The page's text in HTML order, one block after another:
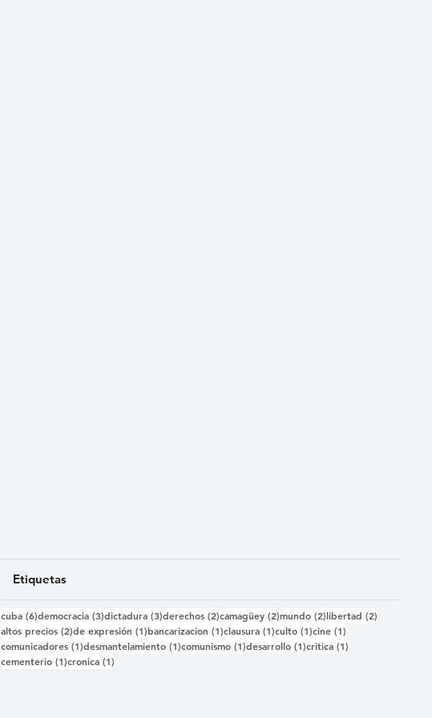
Etiquetas
cuba (6)6 entradas
democracia (3)3 entradas
dictadura (3)3 entradas
derechos (2)2 entradas
camagüey (2)2 entradas
mundo (2)2 entradas
libertad (2)
altos precios (2)2 entradas
de expresión (1)1 entrada
bancarizacion (1)1 entrada
clausura (1)1 entrada
culto (1)1 entrada
cine (1)
comunicadores (1)1 entrada
desmantelamiento (1)1 entrada
comunismo (1)1 entrada
desarrollo (1)1 entrada
critica (1)
cementerio (1)1 entrada
cronica (1)